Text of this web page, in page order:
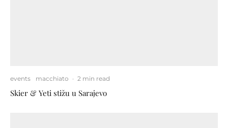
events macchiato · 2 min read
Skier & Yeti stižu u Sarajevo